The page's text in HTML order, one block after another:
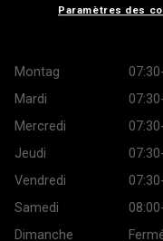
Montag
Mardi
Mercredi
Jeudi
Vendredi
Samedi
Dimanche
Paramètres des